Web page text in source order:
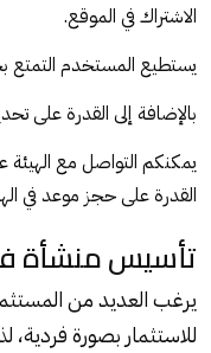
الاشتراك في الموقع.
يستطيع المستخدم التمتع
بالإضافة إلى القدرة على
القدرة على حجز موعد في
تأسيس منشأة
يرغب العديد من
للاستثمار بصورة